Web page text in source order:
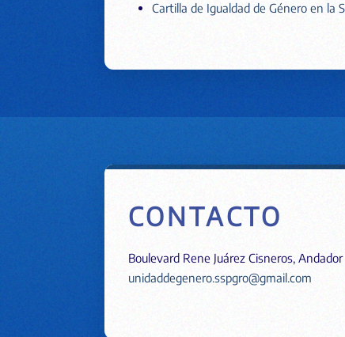
Cartilla de Igualdad de Género en la
CONTACTO
Boulevard Rene Juárez Cisneros,
unidaddegenero.sspgro@gmail.com